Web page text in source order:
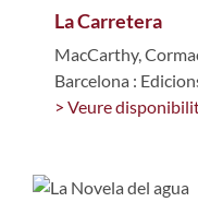
La Carretera
MacCarthy,
Barcelona :
> Veure